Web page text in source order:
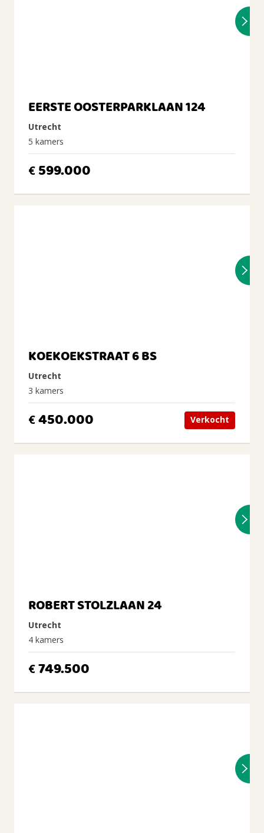
EERSTE OOSTERPARKLAAN 124
Utrecht
5 kamers
€ 599.000
KOEKOEKSTRAAT 6 BS
Utrecht
3 kamers
€450.000 Verkocht
ROBERT STOLZLAAN 24
Utrecht
4 kamers
€749.500